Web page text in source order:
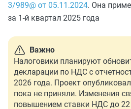
3/989@ от 05.11.2024. Она
за 1-й квартал 2025 года
Важно
Налоговики планируют
декларации по НДС с
2026 года. Проект
пока не приняли. Изменения
повышением ставки НДС до 22